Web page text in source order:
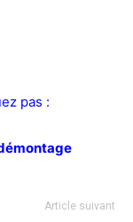
pas :
Article suivant